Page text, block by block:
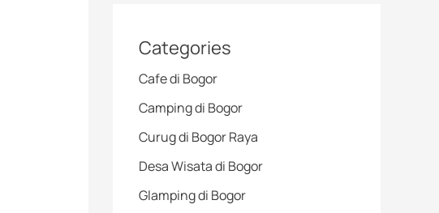
Categories
Cafe di Bogor
Camping di Bogor
Curug di Bogor Raya
Desa Wisata di Bogor
Glamping di Bogor